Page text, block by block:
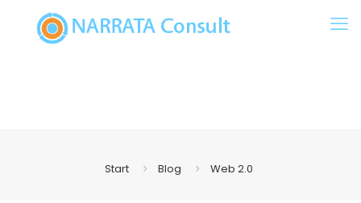
Start Blog Web 2.0